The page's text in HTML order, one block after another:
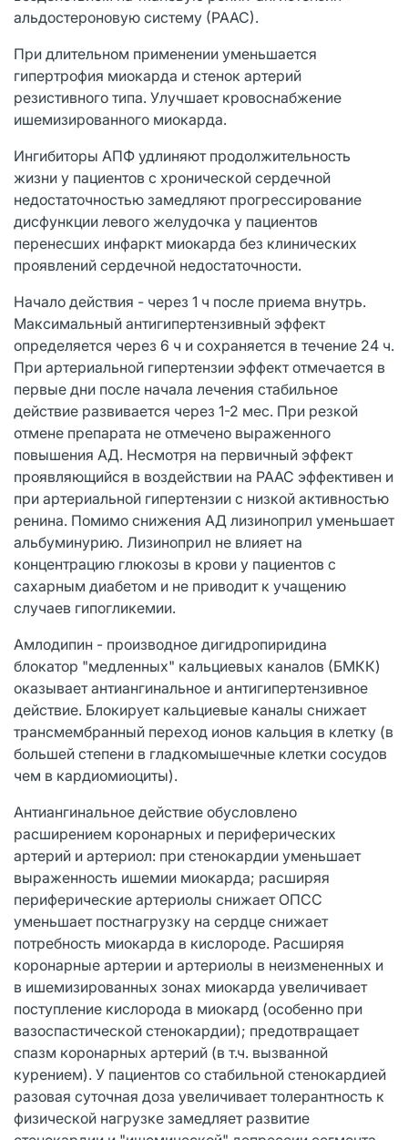
альдостероновую систему (РААС).
При длительном применении уменьшается
гипертрофия миокарда и стенок артерий
резистивного типа. Улучшает кровоснабжение
ишемизированного миокарда.
Ингибиторы АПФ удлиняют продолжительность
жизни у пациентов с хронической сердечной
недостаточностью замедляют прогрессирование
дисфункции левого желудочка у пациентов
перенесших инфаркт миокарда без клинических
проявлений сердечной недостаточности.
Начало действия - через 1 ч после приема внутрь.
Максимальный антигипертензивный эффект
определяется через 6 ч и сохраняется в течение 24 ч.
При артериальной гипертензии эффект отмечается в
первые дни после начала лечения стабильное
действие развивается через 1-2 мес. При резкой
отмене препарата не отмечено выраженного
повышения АД. Несмотря на первичный эффект
проявляющийся в воздействии на РААС эффективен и
при артериальной гипертензии с низкой активностью
ренина. Помимо снижения АД лизиноприл уменьшает
альбуминурию. Лизиноприл не влияет на
концентрацию глюкозы в крови у пациентов с
сахарным диабетом и не приводит к учащению
случаев гипогликемии.
Амлодипин - производное дигидропиридина
блокатор "медленных" кальциевых каналов (БМКК)
оказывает антиангинальное и антигипертензивное
действие. Блокирует кальциевые каналы снижает
трансмембранный переход ионов кальция в клетку (в
большей степени в гладкомышечные клетки сосудов
чем в кардиомиоциты).
Антиангинальное действие обусловлено
расширением коронарных и периферических
артерий и артериол: при стенокардии уменьшает
выраженность ишемии миокарда; расширяя
периферические артериолы снижает ОПСС
уменьшает постнагрузку на сердце снижает
потребность миокарда в кислороде. Расширяя
коронарные артерии и артериолы в неизмененных и
в ишемизированных зонах миокарда увеличивает
поступление кислорода в миокард (особенно при
вазоспастической стенокардии); предотвращает
спазм коронарных артерий (в т.ч. вызванной
курением). У пациентов со стабильной стенокардией
разовая суточная доза увеличивает толерантность к
физической нагрузке замедляет развитие